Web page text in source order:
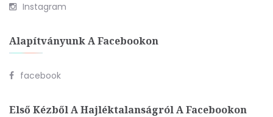
Instagram
Alapítványunk A Facebookon
facebook
Első Kézből A Hajléktalanságról A Facebookon